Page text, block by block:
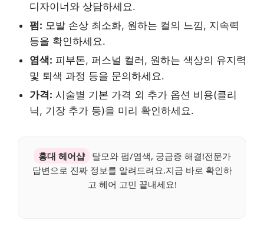
디자이너와 상담하세요.
펌: 모발 손상 최소화, 원하는 컬의 느낌, 지속력
등을 확인하세요.
염색: 피부톤, 퍼스널 컬러, 원하는 색상의 유지력
및 퇴색 과정 등을 문의하세요.
가격: 시술별 기본 가격 외 추가 옵션 비용(클리
닉, 기장 추가 등)을 미리 확인하세요.
홍대 헤어샵
탈모와 펌/염색, 궁금증 해결!전문가
답변으로 진짜 정보를 알려드려요.지금 바로 확인하
고 헤어 고민 끝내세요!